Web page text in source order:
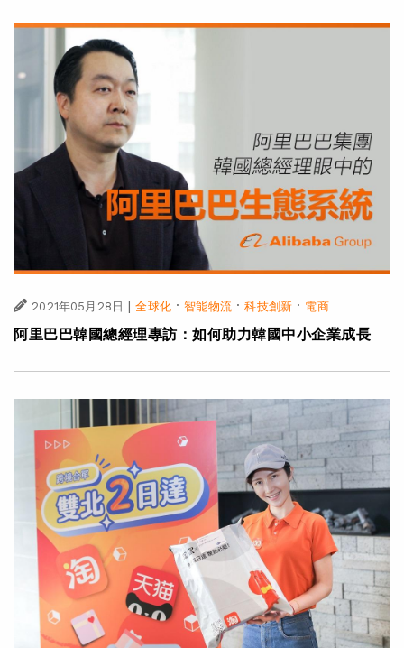
2021年05月28日 | 全球化·智能物流·科技創新 · 電商
阿里巴巴韓國總經理專訪：如何助力韓國中小企業成長